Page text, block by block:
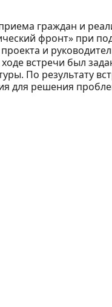
граждан и
фронт» при
и
встречи был
По результату
для решения